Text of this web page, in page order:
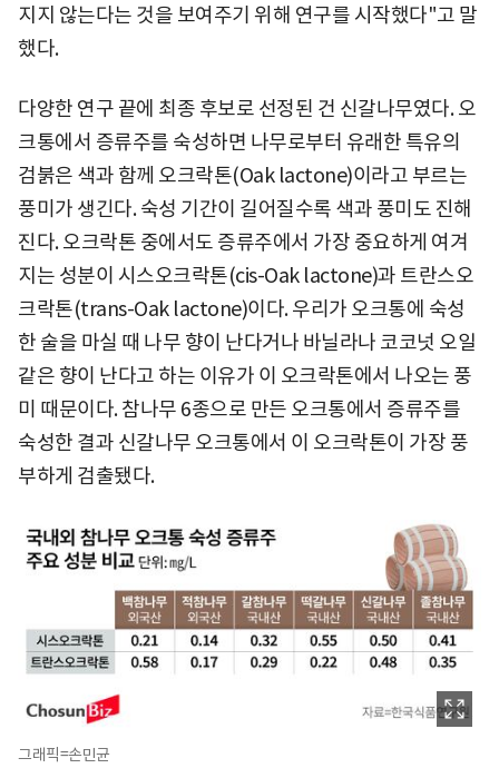
지지 않는다는 것을 보여주기 위해 연구를 시작했다"고 말
했다.
다양한 연구 끝에 최종 후보로 선정된 건 신갈나무였다. 오
크통에서 증류주를 숙성하면 나무로부터 유래한 특유의
검붉은 색과 함께 오크락톤(Oak lactone)이라고 부르는
풍미가 생긴다. 숙성 기간이 길어질수록 색과 풍미도 진해
진다. 오크락톤 중에서도 증류주에서 가장 중요하게 여겨
지는 성분이 시스오크락톤(cis-Oak lactone)과 트란스오
크락톤(trans-Oak lactone)이다. 우리가 오크통에 숙성
한 술을 마실 때 나무 향이 난다거나 바닐라나 코코넛 오일
같은 향이 난다고 하는 이유가 이 오크락톤에서 나오는 풍
미 때문이다. 참나무 6종으로 만든 오크통에서 증류주를
숙성한 결과 신갈나무 오크통에서 이 오크락톤이 가장 풍
부하게 검출됐다.
그래픽=손민균